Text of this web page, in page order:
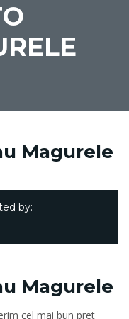
Magurele
by:
Magurele
cel mai bun pret